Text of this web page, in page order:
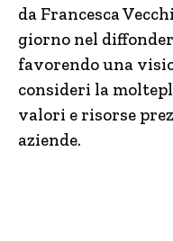
da Francesca
giorno nel
favorendo una
consideri la
valori e risorse
aziende.